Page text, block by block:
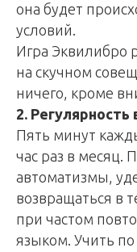
она будет
условий.
Игра Эквилибро
на скучном
ничего, кроме
2.
Пять минут
час раз в месяц.
автоматизмы,
возвращаться в
при частом
языком. Учить